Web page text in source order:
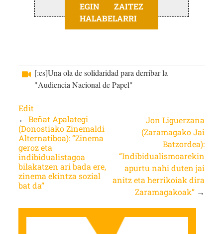
EGIN ZAITEZ
HALABELARRI
[:es]Una ola de solidaridad para derribar la
"Audiencia Nacional de Papel"
Edit
← Beñat Apalategi
(Donostiako Zinemaldi
Alternatiboa): “Zinema
geroz eta
indibidualistagoa
bilakatzen ari bada ere,
zinema ekintza sozial
bat da”
Jon Liguerzana
(Zaramagako Jai
Batzordea):
“Indibidualismoarekin
apurtu nahi duten jai
anitz eta herrikoiak dira
Zaramagakoak” →